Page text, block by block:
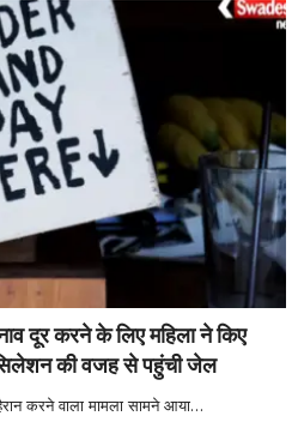
करने के लिए महिला ने किए
की वजह से पहुंची जेल
करने वाला मामला सामने आया…